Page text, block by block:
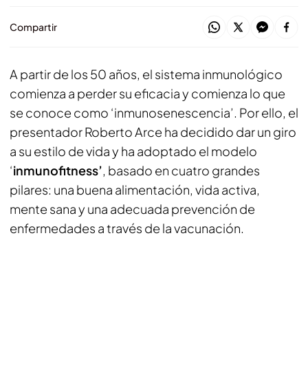
Compartir
A partir de los 50 años, el sistema inmunológico
comienza a perder su eficacia y comienza lo que
se conoce como ‘inmunosenescencia’. Por ello, el
presentador Roberto Arce ha decidido dar un giro
a su estilo de vida y ha adoptado el modelo
‘inmunofitness’, basado en cuatro grandes
pilares: una buena alimentación, vida activa,
mente sana y una adecuada prevención de
enfermedades a través de la vacunación.